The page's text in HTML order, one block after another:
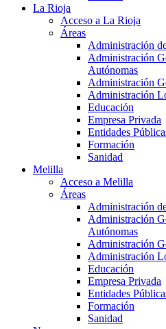
La Rioja
Acceso a La Rioja
Áreas
Administración
Administración
Autónomas
Administración
Administración
Educación
Empresa Privada
Entidades
Formación
Sanidad
Melilla
Acceso a Melilla
Áreas
Administración
Administración
Autónomas
Administración
Administración
Educación
Empresa Privada
Entidades
Formación
Sanidad